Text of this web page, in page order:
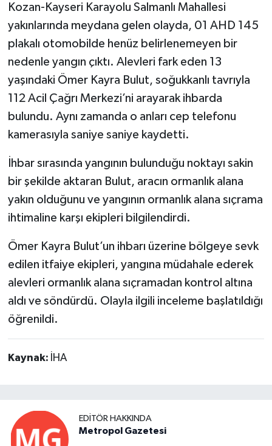
Kozan-Kayseri Karayolu Salmanlı Mahallesi
yakınlarında meydana gelen olayda, 01 AHD 145
plakalı otomobilde henüz belirlenemeyen bir
nedenle yangın çıktı. Alevleri fark eden 13
yaşındaki Ömer Kayra Bulut, soğukkanlı tavrıyla
112 Acil Çağrı Merkezi’ni arayarak ihbarda
bulundu. Aynı zamanda o anları cep telefonu
kamerasıyla saniye saniye kaydetti.
İhbar sırasında yangının bulunduğu noktayı sakin
bir şekilde aktaran Bulut, aracın ormanlık alana
yakın olduğunu ve yangının ormanlık alana sıçrama
ihtimaline karşı ekipleri bilgilendirdi.
Ömer Kayra Bulut’un ihbarı üzerine bölgeye sevk
edilen itfaiye ekipleri, yangına müdahale ederek
alevleri ormanlık alana sıçramadan kontrol altına
aldı ve söndürdü. Olayla ilgili inceleme başlatıldığı
öğrenildi.
Kaynak: İHA
EDITÖR HAKKINDA
Metropol Gazetesi